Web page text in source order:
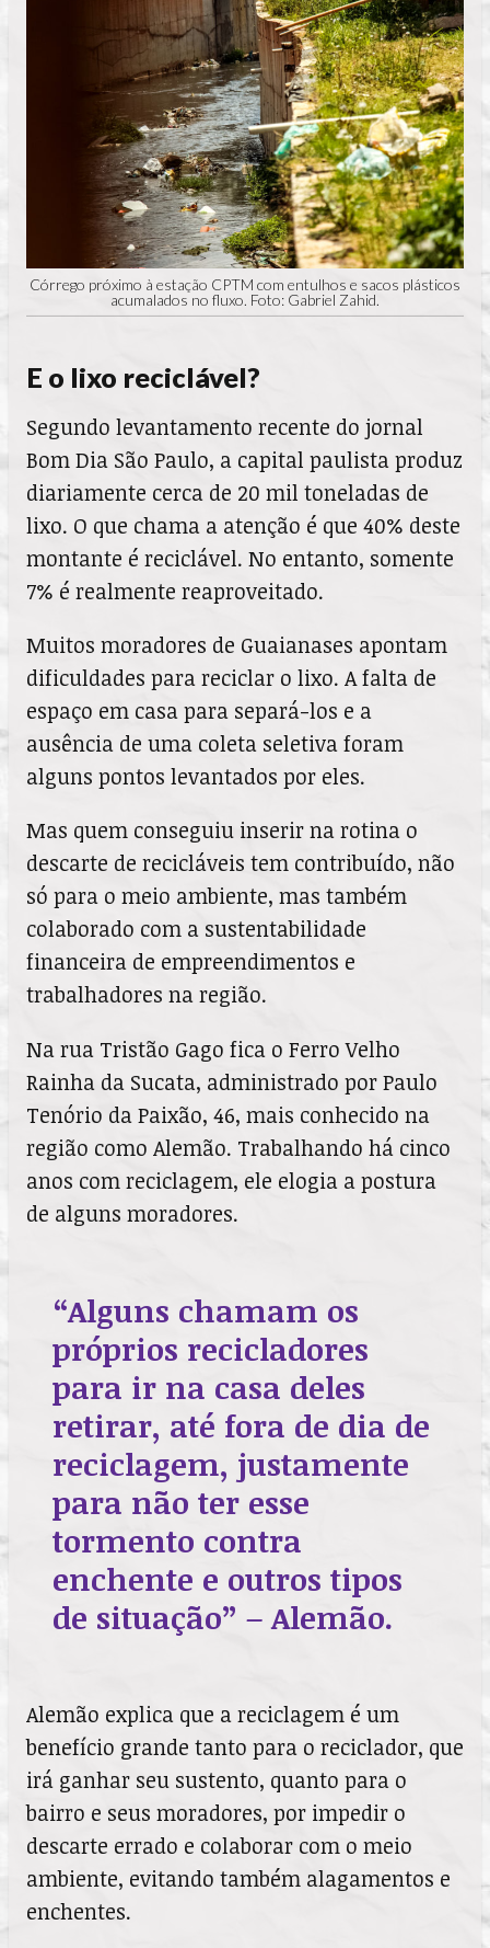
Córrego próximo à estação CPTM com entulhos e sacos plásticos
acumalados no fluxo. Foto: Gabriel Zahid.
E o lixo reciclável?
Segundo levantamento recente do jornal
Bom Dia São Paulo, a capital paulista produz
diariamente cerca de 20 mil toneladas de
lixo. O que chama a atenção é que 40% deste
montante é reciclável. No entanto, somente
7% é realmente reaproveitado.
Muitos moradores de Guaianases apontam
dificuldades para reciclar o lixo. A falta de
espaço em casa para separá-los e a
ausência de uma coleta seletiva foram
alguns pontos levantados por eles.
Mas quem conseguiu inserir na rotina o
descarte de recicláveis tem contribuído, não
só para o meio ambiente, mas também
colaborado com a sustentabilidade
financeira de empreendimentos e
trabalhadores na região.
Na rua Tristão Gago fica o Ferro Velho
Rainha da Sucata, administrado por Paulo
Tenório da Paixão, 46, mais conhecido na
região como Alemão. Trabalhando há cinco
anos com reciclagem, ele elogia a postura
de alguns moradores.
“Alguns chamam os
próprios recicladores
para ir na casa deles
retirar, até fora de dia de
reciclagem, justamente
para não ter esse
tormento contra
enchente e outros tipos
de situação” – Alemão.
Alemão explica que a reciclagem é um
benefício grande tanto para o reciclador, que
irá ganhar seu sustento, quanto para o
bairro e seus moradores, por impedir o
descarte errado e colaborar com o meio
ambiente, evitando também alagamentos e
enchentes.